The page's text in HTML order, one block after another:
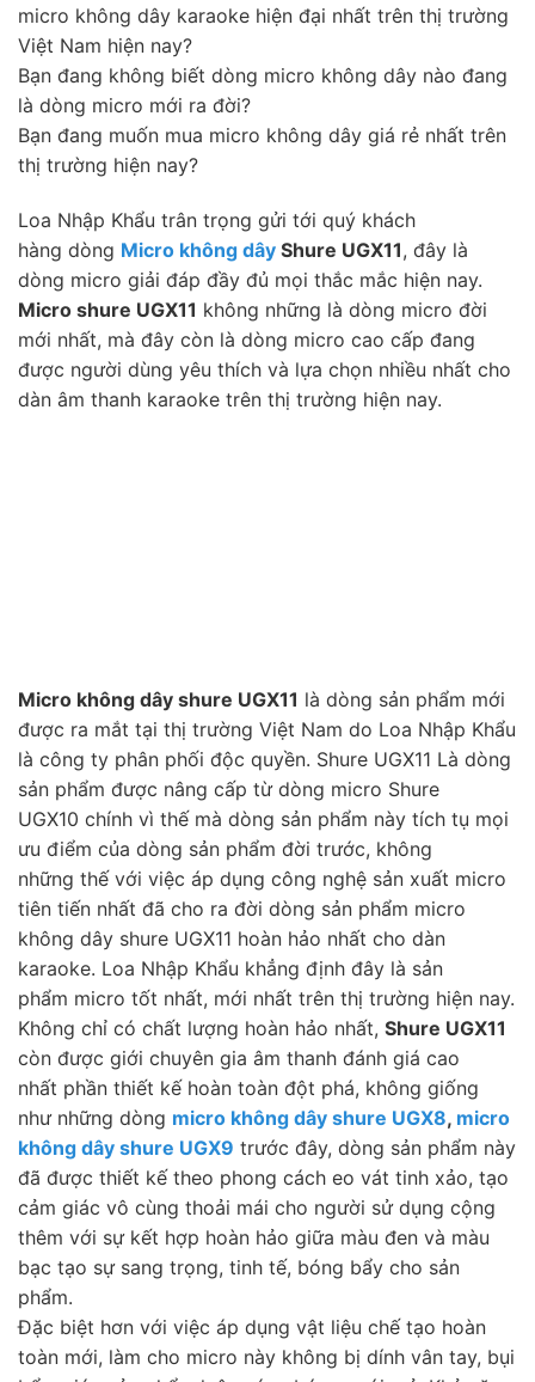
micro không dây karaoke hiện đại nhất trên thị trường
Việt Nam hiện nay?
Bạn đang không biết dòng micro không dây nào đang
là dòng micro mới ra đời?
Bạn đang muốn mua micro không dây giá rẻ nhất trên
thị trường hiện nay?
Loa Nhập Khẩu trân trọng gửi tới quý khách
hàng dòng Micro không dây Shure UGX11, đây là
dòng micro giải đáp đầy đủ mọi thắc mắc hiện nay.
Micro shure UGX11 không những là dòng micro đời
mới nhất, mà đây còn là dòng micro cao cấp đang
được người dùng yêu thích và lựa chọn nhiều nhất cho
dàn âm thanh karaoke trên thị trường hiện nay.
Micro không dây shure UGX11 là dòng sản phẩm mới
được ra mắt tại thị trường Việt Nam do Loa Nhập Khẩu
là công ty phân phối độc quyền. Shure UGX11 Là dòng
sản phẩm được nâng cấp từ dòng micro Shure
UGX10 chính vì thế mà dòng sản phẩm này tích tụ mọi
ưu điểm của dòng sản phẩm đời trước, không
những thế với việc áp dụng công nghệ sản xuất micro
tiên tiến nhất đã cho ra đời dòng sản phẩm micro
không dây shure UGX11 hoàn hảo nhất cho dàn
karaoke. Loa Nhập Khẩu khẳng định đây là sản
phẩm micro tốt nhất, mới nhất trên thị trường hiện nay.
Không chỉ có chất lượng hoàn hảo nhất, Shure UGX11
còn được giới chuyên gia âm thanh đánh giá cao
nhất phần thiết kế hoàn toàn đột phá, không giống
như những dòng micro không dây shure UGX8, micro
không dây shure UGX9 trước đây, dòng sản phẩm này
đã được thiết kế theo phong cách eo vát tinh xảo, tạo
cảm giác vô cùng thoải mái cho người sử dụng cộng
thêm với sự kết hợp hoàn hảo giữa màu đen và màu
bạc tạo sự sang trọng, tinh tế, bóng bẩy cho sản
phẩm.
Đặc biệt hơn với việc áp dụng vật liệu chế tạo hoàn
toàn mới, làm cho micro này không bị dính vân tay, bụi